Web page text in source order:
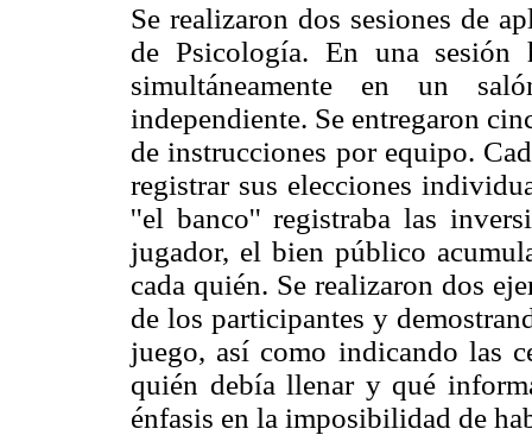
Se realizaron dos sesiones de
de Psicología. En una
simultáneamente en un
independiente. Se entregaron
de instrucciones por equipo.
registrar sus elecciones
''el banco'' registraba las
jugador, el bien público
cada quién. Se realizaron dos
de los participantes y
juego, así como indicando las
quién debía llenar y qué
énfasis en la imposibilidad de